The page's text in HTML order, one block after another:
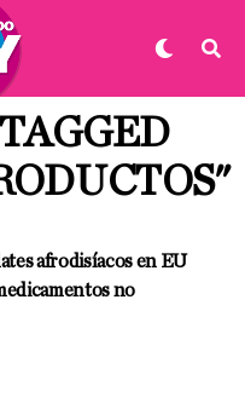
afrodisíacos en EU
no